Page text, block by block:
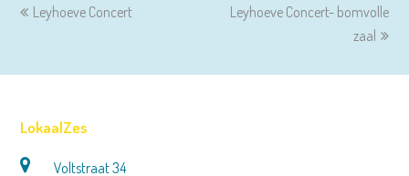
previous
Leyhoeve Concert
next
Leyhoeve Concert- bomvolle
zaal
LokaalZes
Voltstraat 34